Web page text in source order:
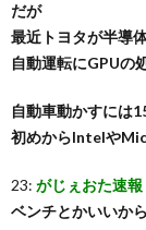
だが
最近トヨタが半導
自動運転にGPUの
自動車動かすには
初めからIntelや
23: がじぇおた速報
ベンチとかいいか